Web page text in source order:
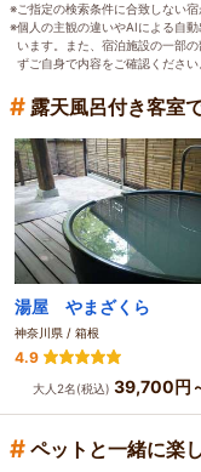
※ご指定の検索条件に合致しない宿
※個人の主観の違いやAIによる自
います。また、宿泊施設の一部
ずご自身で内容をご確認ください
# 露天風呂付き客室
湯屋 やまざくら
神奈川県 / 箱根
4.9
大人2名(税込) 39,700円
# ペットと一緒に楽